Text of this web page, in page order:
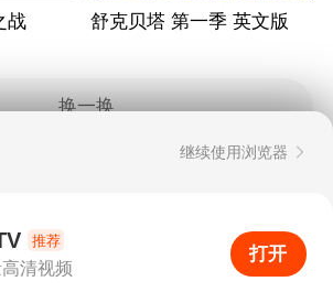
战 舒克贝塔 第一季 英文版
换一换
1
打开APP
继续使用浏览器
推荐
清视频
打开